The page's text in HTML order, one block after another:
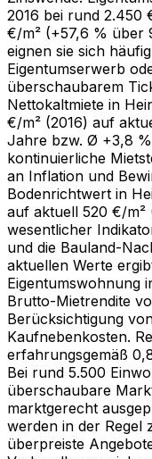
2016 bei rund 2.450
€/m² (+57,6 % über
eignen sie sich
Eigentumserwerb
überschaubarem
Nettokaltmiete in
€/m² (2016) auf
Jahre bzw. Ø +3,8
kontinuierliche
an Inflation und
Bodenrichtwert in
auf aktuell 520 €/
wesentlicher
und die Bauland-
aktuellen Werte
Eigentumswohnung
Brutto-Mietrendite
Berücksichtigung
Kaufnebenkosten.
erfahrungsgemäß
Bei rund 5.500
überschaubare
marktgerecht
werden in der Regel
überpreiste